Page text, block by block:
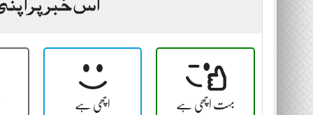
اچھی ہے بہت اچھی ہے